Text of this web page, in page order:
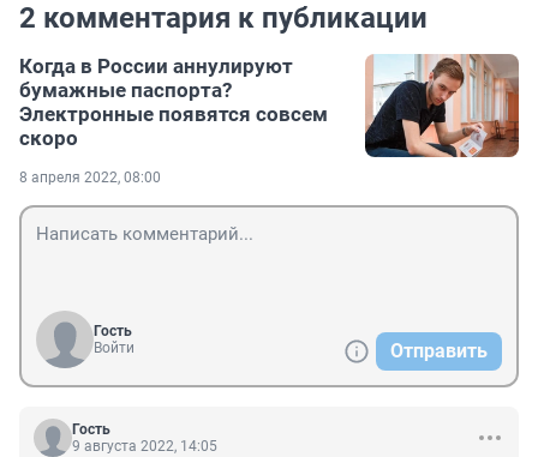
2 комментария к публикации
Когда в России аннулируют
бумажные паспорта?
Электронные появятся совсем
скоро
8 апреля 2022, 08:00
Гость
Войти
Отправить
Гость
9 августа 2022, 14:05